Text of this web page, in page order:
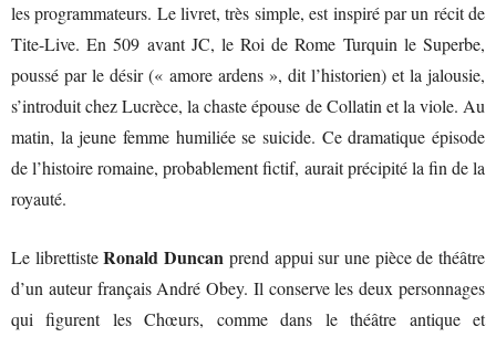
les programmateurs. Le livret, très simple, est inspiré par un récit de
Tite-Live. En 509 avant JC, le Roi de Rome Turquin le Superbe,
poussé par le désir (« amore ardens », dit l’historien) et la jalousie,
s’introduit chez Lucrèce, la chaste épouse de Collatin et la viole. Au
matin, la jeune femme humiliée se suicide. Ce dramatique épisode
de l’histoire romaine, probablement fictif, aurait précipité la fin de la
royauté.
Le librettisteRonald Duncan prend appui sur une pièce de théâtre
d’un auteur français André Obey. Il conserve les deux personnages
qui figurent les Chœurs, comme dans le théâtre antique et